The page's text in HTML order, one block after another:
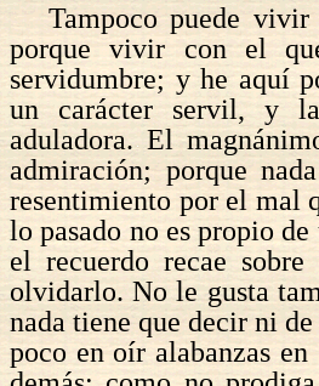
Tampoco puede
porque vivir con el
servidumbre; y he aquí
un carácter servil, y
aduladora. El
admiración; porque
resentimiento por el mal
lo pasado no es propio
el recuerdo recae
olvidarlo. No le gusta
nada tiene que decir ni
poco en oír alabanzas